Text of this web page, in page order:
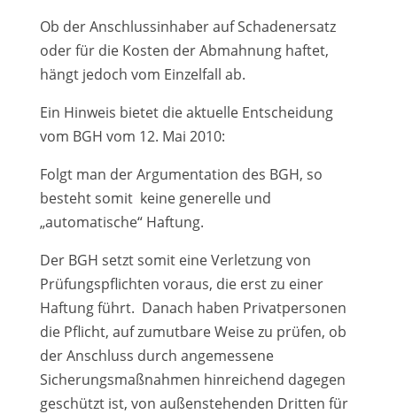
Ob der Anschlussinhaber auf Schadenersatz
oder für die Kosten der Abmahnung haftet,
hängt jedoch vom Einzelfall ab.
Ein Hinweis bietet die aktuelle Entscheidung
vom BGH vom 12. Mai 2010:
Folgt man der Argumentation des BGH, so
besteht somit keine generelle und
„automatische“ Haftung.
Der BGH setzt somit eine Verletzung von
Prüfungspflichten voraus, die erst zu einer
Haftung führt. Danach haben Privatpersonen
die Pflicht, auf zumutbare Weise zu prüfen, ob
der Anschluss durch angemessene
Sicherungsmaßnahmen hinreichend dagegen
geschützt ist, von außenstehenden Dritten für